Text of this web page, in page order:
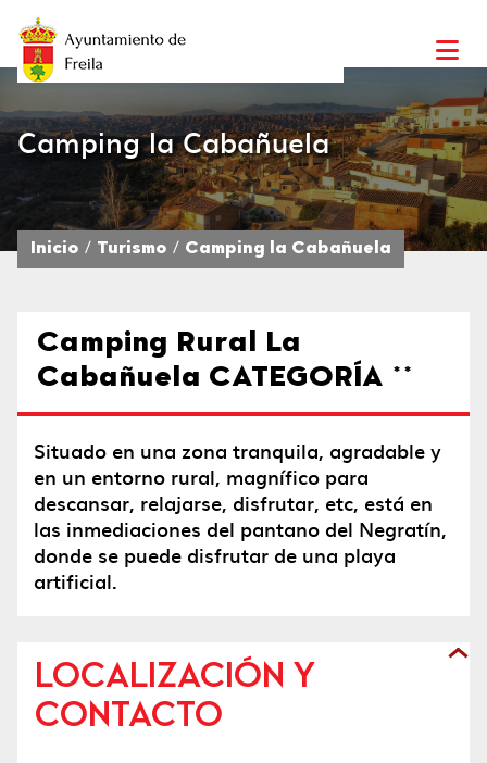
Camping la Cabañuela
Inicio Turismo Camping la Cabañuela
Camping Rural La
Cabañuela CATEGORÍA **
Situado en una zona tranquila, agradable y
en un entorno rural, magnífico para
descansar, relajarse, disfrutar, etc, está en
las inmediaciones del pantano del Negratín,
donde se puede disfrutar de una playa
artificial.
LOCALIZACIÓN Y
CONTACTO